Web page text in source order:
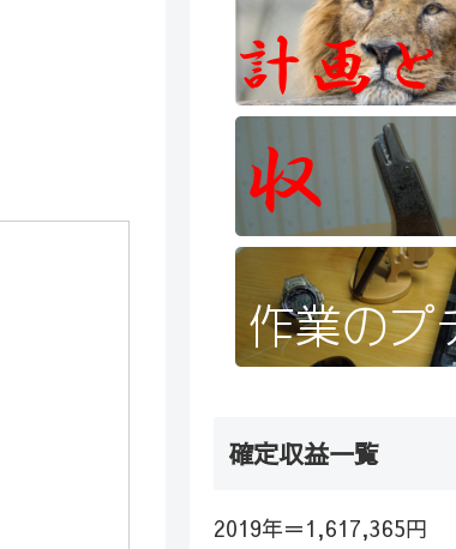
確定収益一覧
2019年＝1,617,365円